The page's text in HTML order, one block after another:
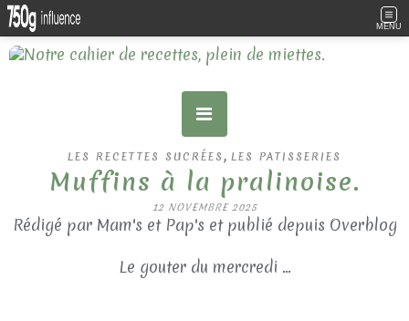
MENU
LES RECETTES SUCRÉES , LES PATISSERIES
Muffins à la pralinoise.
12 NOVEMBRE 2025
Rédigé par Mam's et Pap's et publié depuis Overblog
Le gouter du mercredi ...